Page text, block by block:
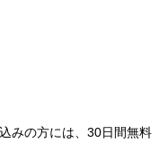
みの方には、30日間無料